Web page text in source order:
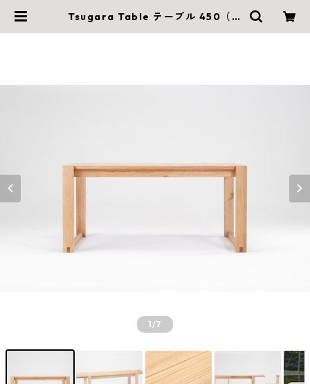
Tsugara Table テーブル 450（W
1/7